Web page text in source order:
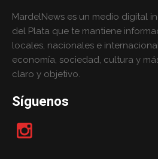
MardelNews es un medio digital
del Plata que te mantiene
locales, nacionales e
economía, sociedad, cultura y
claro y objetivo.
Síguenos